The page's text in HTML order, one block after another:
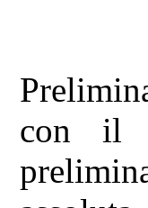
con il